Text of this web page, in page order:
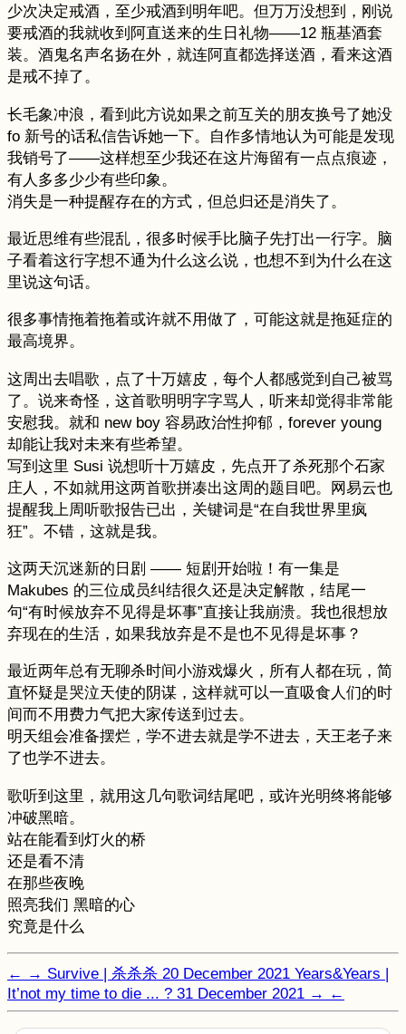
少次决定戒酒，至少戒酒到明年吧。但万万没想到，刚说
要戒酒的我就收到阿直送来的生日礼物——12 瓶基酒套
装。酒鬼名声名扬在外，就连阿直都选择送酒，看来这酒
是戒不掉了。
长毛象冲浪，看到此方说如果之前互关的朋友换号了她没
fo 新号的话私信告诉她一下。自作多情地认为可能是发现
我销号了——这样想至少我还在这片海留有一点点痕迹，
有人多多少少有些印象。
消失是一种提醒存在的方式，但总归还是消失了。
最近思维有些混乱，很多时候手比脑子先打出一行字。脑
子看着这行字想不通为什么这么说，也想不到为什么在这
里说这句话。
很多事情拖着拖着或许就不用做了，可能这就是拖延症的
最高境界。
这周出去唱歌，点了十万嬉皮，每个人都感觉到自己被骂
了。说来奇怪，这首歌明明字字骂人，听来却觉得非常能
安慰我。就和 new boy 容易政治性抑郁，forever young
却能让我对未来有些希望。
写到这里 Susi 说想听十万嬉皮，先点开了杀死那个石家
庄人，不如就用这两首歌拼凑出这周的题目吧。网易云也
提醒我上周听歌报告已出，关键词是“在自我世界里疯
狂”。不错，这就是我。
这两天沉迷新的日剧 —— 短剧开始啦！有一集是
Makubes 的三位成员纠结很久还是决定解散，结尾一
句“有时候放弃不见得是坏事”直接让我崩溃。我也很想放
弃现在的生活，如果我放弃是不是也不见得是坏事？
最近两年总有无聊杀时间小游戏爆火，所有人都在玩，简
直怀疑是哭泣天使的阴谋，这样就可以一直吸食人们的时
间而不用费力气把大家传送到过去。
明天组会准备摆烂，学不进去就是学不进去，天王老子来
了也学不进去。
歌听到这里，就用这几句歌词结尾吧，或许光明终将能够
冲破黑暗。
站在能看到灯火的桥
还是看不清
在那些夜晚
照亮我们 黑暗的心
究竟是什么
← → Survive | 杀杀杀 20 December 2021 Years&Years |
It’not my time to die ... ? 31 December 2021 → ←